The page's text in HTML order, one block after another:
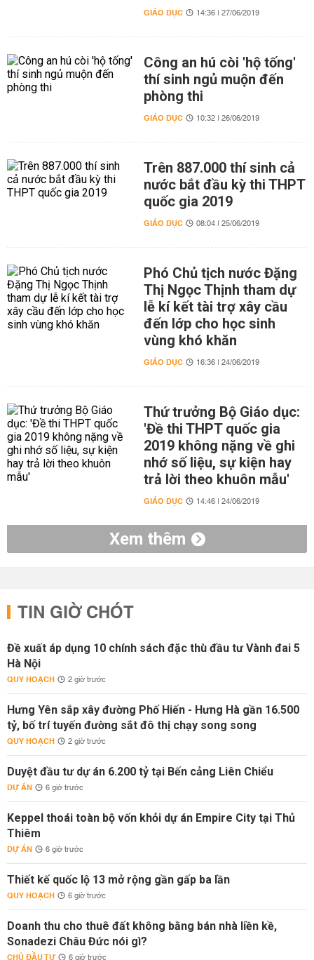
GIÁO DỤC 14:36 | 27/06/2019
Công an hú còi 'hộ tống'
thí sinh ngủ muộn đến
phòng thi
GIÁO DỤC 10:32 | 26/06/2019
Trên 887.000 thí sinh cả
nước bắt đầu kỳ thi THPT
quốc gia 2019
GIÁO DỤC 08:04 | 25/06/2019
Phó Chủ tịch nước Đặng
Thị Ngọc Thịnh tham dự
lễ kí kết tài trợ xây cầu
đến lớp cho học sinh
vùng khó khăn
GIÁO DỤC 16:36 | 24/06/2019
Thứ trưởng Bộ Giáo dục:
'Đề thi THPT quốc gia
2019 không nặng về ghi
nhớ số liệu, sự kiện hay
trả lời theo khuôn mẫu'
GIÁO DỤC 14:46 | 24/06/2019
Xem thêm
TIN GIỜ CHÓT
Đề xuất áp dụng 10 chính sách đặc thù đầu tư Vành đai 5
Hà Nội
QUY HOẠCH 2 giờ trước
Hưng Yên sắp xây đường Phố Hiến - Hưng Hà gần 16.500
tỷ, bố trí tuyến đường sắt đô thị chạy song song
QUY HOẠCH 2 giờ trước
Duyệt đầu tư dự án 6.200 tỷ tại Bến cảng Liên Chiểu
DỰ ÁN 6 giờ trước
Keppel thoái toàn bộ vốn khỏi dự án Empire City tại Thủ
Thiêm
DỰ ÁN 6 giờ trước
Thiết kế quốc lộ 13 mở rộng gần gấp ba lần
QUY HOẠCH 6 giờ trước
Doanh thu cho thuê đất không bằng bán nhà liền kề,
Sonadezi Châu Đức nói gì?